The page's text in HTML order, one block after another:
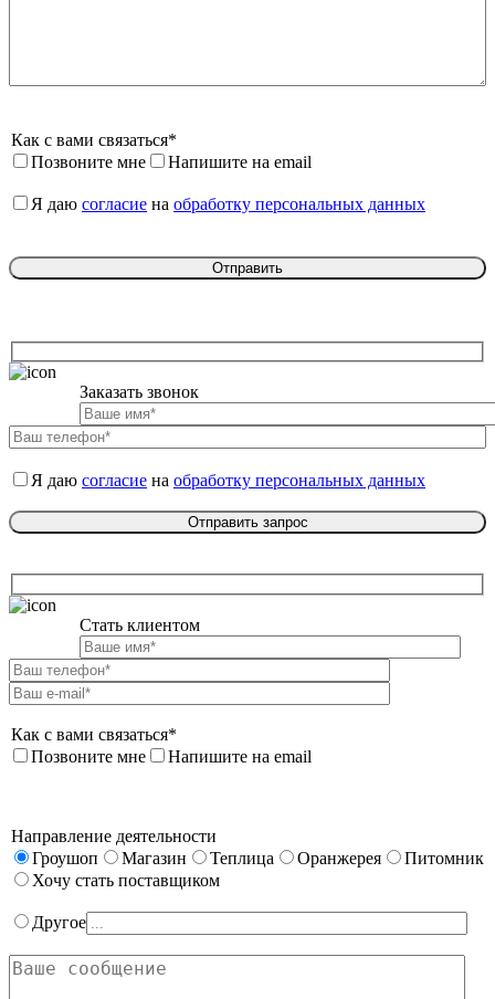
Как с вами связаться*
Позвоните мне
Напишите на email
Я даю согласие на обработку персональных данных
Заказать звонок
Я даю согласие на обработку персональных данных
Стать клиентом
Как с вами связаться*
Позвоните мне
Напишите на email
Направление деятельности
Гроушоп
Магазин Теплица Оранжерея
Питомник
Хочу стать поставщиком
Другое